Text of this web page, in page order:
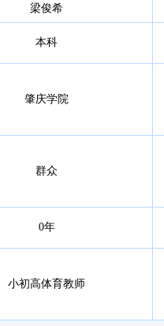
梁俊希
本科
肇庆学院
群众
0年
小初高体育教师